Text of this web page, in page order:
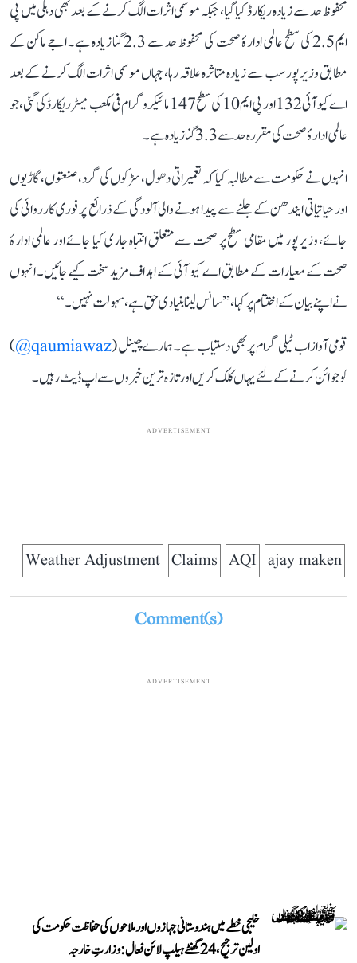
محفوظ حد سے زیادہ ریکارڈ کیا گیا، جبکہ موسمی اثرات الگ کرنے کے بعد بھی دہلی میں پی
ایم 2.5 کی سطح عالمی ادارۂ صحت کی محفوظ حد سے 2.3 گنا زیادہ ہے۔ اجے ماکن کے
مطابق وزیرپور سب سے زیادہ متاثرہ علاقہ رہا، جہاں موسمی اثرات الگ کرنے کے بعد
اے کیو آئی 132 اور پی ایم 10 کی سطح 147 مائیکروگرام فی مکعب میٹر ریکارڈ کی گئی، جو
عالمی ادارۂ صحت کی مقررہ حد سے 3.3 گنا زیادہ ہے۔
انہوں نے حکومت سے مطالبہ کیا کہ تعمیراتی دھول، سڑکوں کی گرد، صنعتوں، گاڑیوں
اور حیاتیاتی ایندھن کے جلنے سے پیدا ہونے والی آلودگی کے ذرائع پر فوری کارروائی کی
جائے، وزیرپور میں مقامی سطح پر صحت سے متعلق انتباہ جاری کیا جائے اور عالمی ادارۂ
صحت کے معیارات کے مطابق اے کیو آئی کے اہداف مزید سخت کیے جائیں۔ انہوں
نے اپنے بیان کے اختتام پر کہا، ’’سانس لینا بنیادی حق ہے، سہولت نہیں۔‘‘
قومی آواز اب ٹیلی گرام پر بھی دستیاب ہے۔ ہمارے چینل (qaumiawaz@
)
کو جوائن کرنے کے لئے یہاں کلک کریں اور تازہ ترین خبروں سے اپ ڈیٹ رہیں۔
ADVERTISEMENT
ajay maken
AQI
Claims
Weather Adjustment
Comment(s)
ADVERTISEMENT
خلیجی خطے میں ہندوستانی جہازوں اور ملاحوں کی حفاظت حکومت کی
اولین ترجیح، 24 گھنٹے ہیلپ لائن فعال: وزارتِ خارجہ